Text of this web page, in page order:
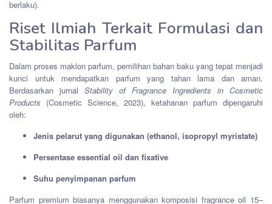
berlaku).
Riset Ilmiah Terkait Formulasi dan
Stabilitas Parfum
Dalam proses maklon parfum, pemilihan bahan baku yang tepat menjadi
kunci untuk mendapatkan parfum yang tahan lama dan aman.
Berdasarkan jurnal Stability of Fragrance Ingredients in Cosmetic
Products (Cosmetic Science, 2023), ketahanan parfum dipengaruhi
oleh:
Jenis pelarut yang digunakan (ethanol, isopropyl myristate)
Persentase essential oil dan fixative
Suhu penyimpanan parfum
Parfum premium biasanya menggunakan komposisi fragrance oil 15–